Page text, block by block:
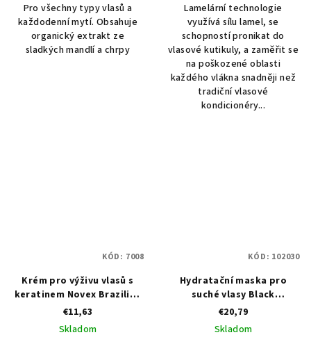
Pro všechny typy vlasů a
každodenní mytí. Obsahuje
organický extrakt ze
sladkých mandlí a chrpy
Lamelární technologie
využívá sílu lamel, se
schopností pronikat do
vlasové kutikuly, a zaměřit se
na poškozené oblasti
každého vlákna snadněji než
tradiční vlasové
kondicionéry...
Krém pro výživu vlasů s
keratinem Novex Brazilian
Keratin Recharge 80 g
€11,63
Skladom
KÓD: 7008
Hydratační maska pro
suché vlasy Black
Professional Premium Doré
Mask – 1000 ml
€20,79
Skladom
KÓD: 102030